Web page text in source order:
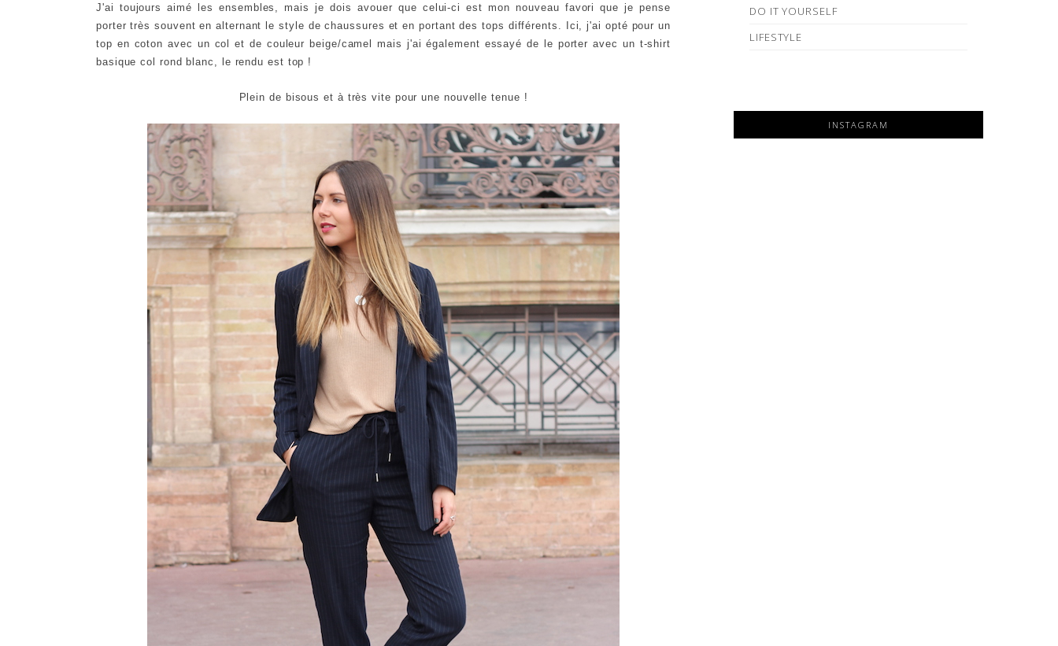
J'ai toujours aimé les ensembles, mais je dois avouer que celui-ci est mon nouveau favori que je pense
porter très souvent en alternant le style de chaussures et en portant des tops différents. Ici, j'ai opté pour un
top en coton avec un col et de couleur beige/camel mais j'ai également essayé de le porter avec un t-shirt
basique col rond blanc, le rendu est top !
Plein de bisous et à très vite pour une nouvelle tenue !
DO IT YOURSELF
LIFESTYLE
INSTAGRAM